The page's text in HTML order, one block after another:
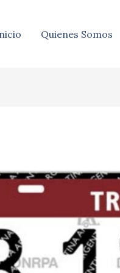
Quienes Somos